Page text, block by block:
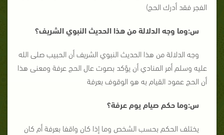
الفجر فقد أدرك الحج)
س:وما وجه الدلالة من هذا الحديث النبوي الشريف؟
وجه الدلالة من هذا الحديث النبوي الشريف أن الحبيب صلى الله
عليه وسلم أمر المنادي أن يؤكد بصوت عال الحج عرفة ومعنى هذا
أن الحج عمود القيام به هو الوقوف بعرفة
س:وما حكم صيام يوم عرفة؟
يختلف الحكم بحسب الشخص وما إذا كان واقفا بعرفة أم كان